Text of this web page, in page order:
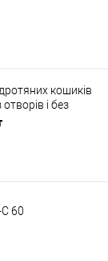
кошиків
і без
60